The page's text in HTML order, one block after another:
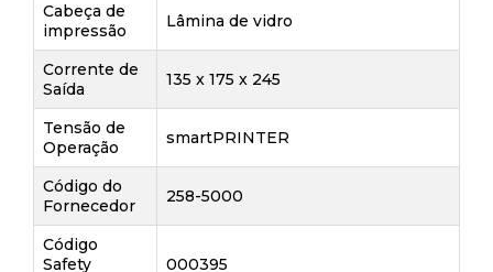
Cabeça de
impressão
Lâmina de vidro
Corrente de
Saída
135 x 175 x 245
Tensão de
Operação
smartPRINTER
Código do
Fornecedor
258-5000
Código
Safety
000395